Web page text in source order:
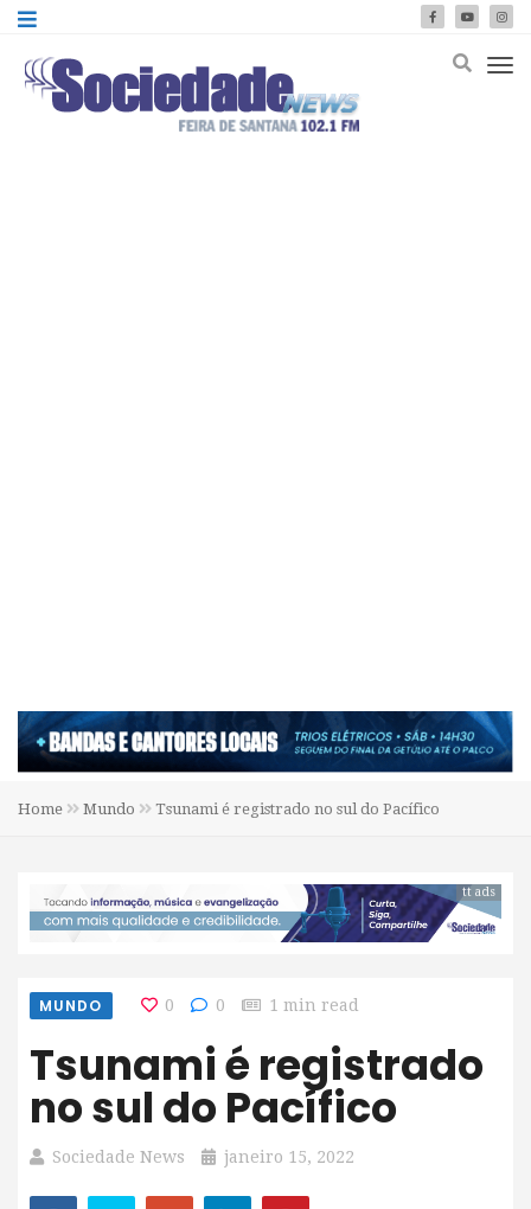
Home Mundo Tsunami é registrado no sul do Pacífico
tt ads
MUNDO 0 0 1 min read
Tsunami é registrado
no sul do Pacífico
Sociedade News janeiro 15, 2022